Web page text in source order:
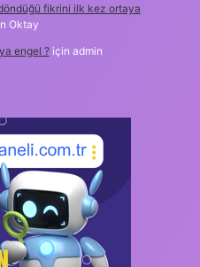
fikrini ilk kez ortaya
Oktay
engel ?için admin